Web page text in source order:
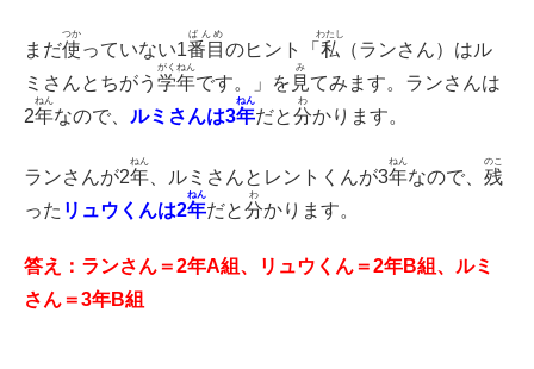
まだ使
つか
っていない1番目
ばんめ
のヒント「 私
わたし
（ランさん）はル
ミさんとちがう 学年
がくねん
です。」を 見
み
てみます。ランさんは
2年
ねん
なので、 ルミさんは3年
ねん
だと分
わ
かります。
ランさんが2年
ねん
、ルミさんとレントくんが3年
ねん
なので、 残
のこ
った リュウくんは2年
ねん
だと分
わ
かります。
答え：ランさん＝2年A組、リュウくん＝2年B組、ルミ
さん＝3年B組